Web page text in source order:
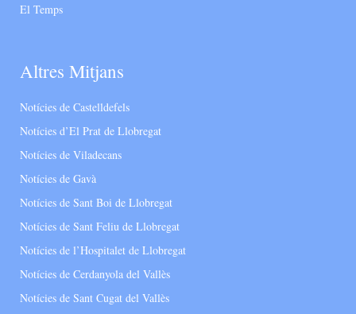
El Temps
Altres Mitjans
Notícies de Castelldefels
Notícies d’El Prat de Llobregat
Notícies de Viladecans
Notícies de Gavà
Notícies de Sant Boi de Llobregat
Notícies de Sant Feliu de Llobregat
Notícies de l’Hospitalet de Llobregat
Notícies de Cerdanyola del Vallès
Notícies de Sant Cugat del Vallès